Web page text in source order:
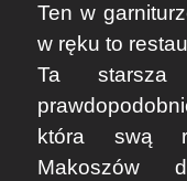
Ten w
w ręku to
Ta
która swą
Makoszów